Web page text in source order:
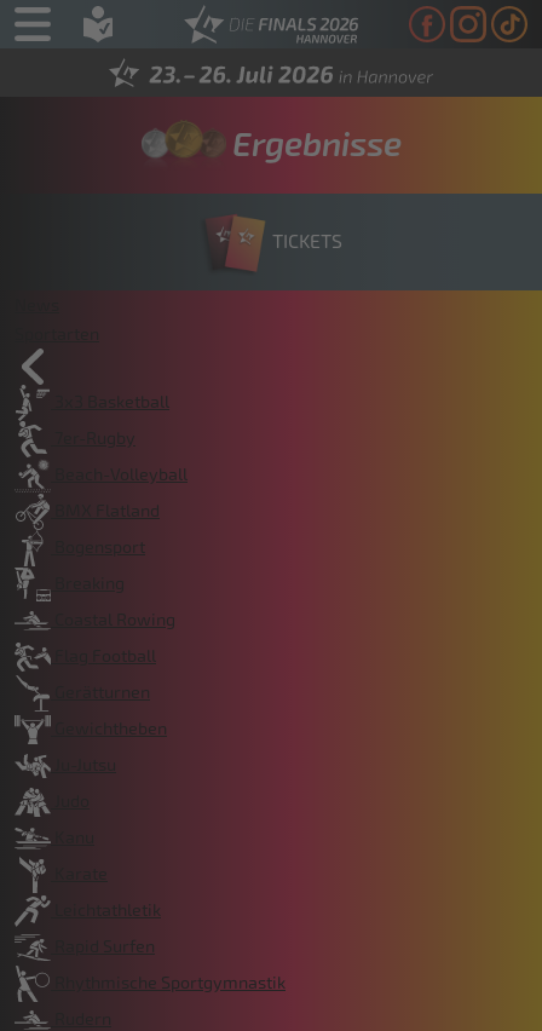
Ergebnisse
TICKETS
3x3 Basketball
7er-Rugby
Beach-Volleyball
BMX Flatland
Bogensport
Breaking
Coastal Rowing
Flag Football
Gerätturnen
Gewichtheben
Ju-Jutsu
Leichtathletik
Rapid Surfen
Rhythmische Sportgymnastik
Rudern